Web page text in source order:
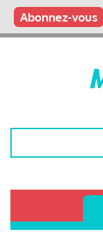
Aller
contenu
Main
Qui sommes nous ?
Vous publiez
Nous publions
Contactez-nous
Abonnez-vous